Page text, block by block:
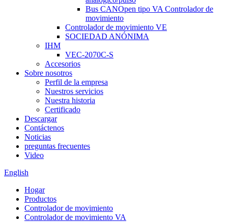
Bus CANOpen tipo VA Controlador de
movimiento
Controlador de movimiento VE
SOCIEDAD ANÓNIMA
IHM
VEC-2070C-S
Accesorios
Sobre nosotros
Perfil de la empresa
Nuestros servicios
Nuestra historia
Certificado
Descargar
Contáctenos
Noticias
preguntas frecuentes
Video
English
Hogar
Productos
Controlador de movimiento
Controlador de movimiento VA